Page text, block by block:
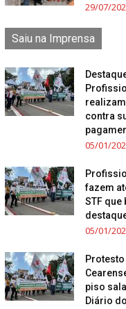
29/07/
Saiu na Imprensa
contra
05/01/
fazem
STF
05/01/
piso
Diário